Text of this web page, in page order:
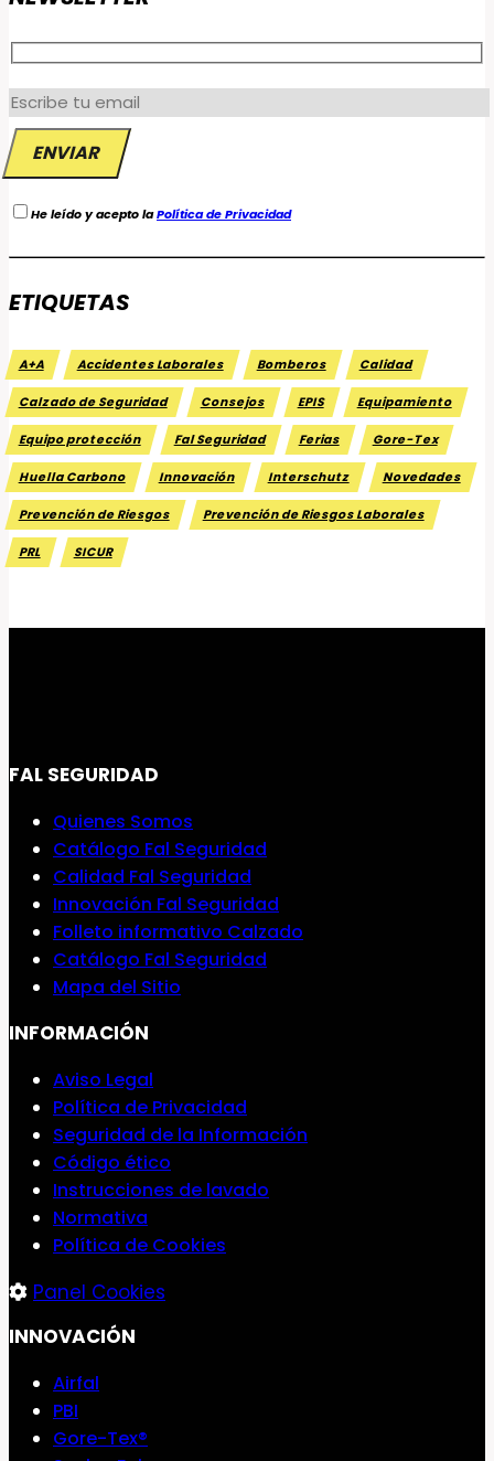
He leído y acepto laPolítica de Privacidad
ETIQUETAS
A+A Accidentes Laborales Bomberos Calidad
Calzado de Seguridad Consejos EPIS Equipamiento
Equipo protección Fal Seguridad Ferias Gore-Tex
Huella Carbono Innovación Interschutz Novedades
Prevención de Riesgos Prevención de Riesgos Laborales
PRL SICUR
FAL SEGURIDAD
Quienes Somos
Catálogo Fal Seguridad
Calidad Fal Seguridad
Innovación Fal Seguridad
Folleto informativo Calzado
Catálogo Fal Seguridad
Mapa del Sitio
INFORMACIÓN
Aviso Legal
Política de Privacidad
Seguridad de la Información
Código ético
Instrucciones de lavado
Normativa
Política de Cookies
Panel Cookies
INNOVACIÓN
Airfal
PBI
Gore-Tex®